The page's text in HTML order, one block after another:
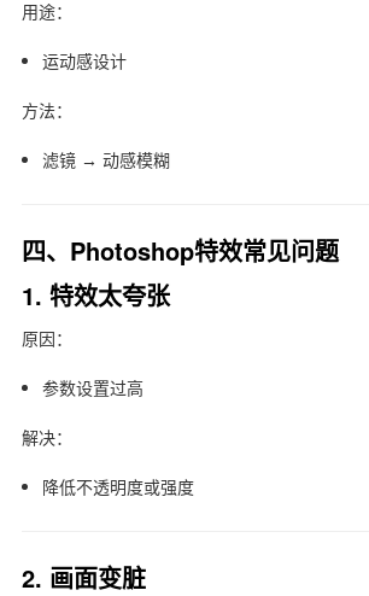
用途：
运动感设计
方法：
滤镜 → 动感模糊
四、Photoshop特效常见问题
1. 特效太夸张
原因：
参数设置过高
解决：
降低不透明度或强度
2. 画面变脏